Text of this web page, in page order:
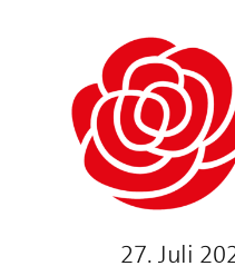
27. Juli